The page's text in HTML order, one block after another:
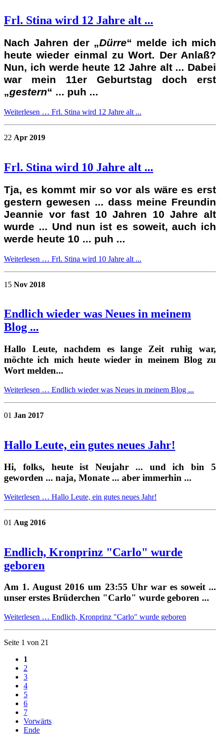
Frl. Stina wird 12 Jahre alt ...
Nach Jahren der „Dürre“ melde ich mich
heute wieder einmal zu Wort. Der Anlaß?
Nun, ich werde heute 12 Jahre alt ... Dabei
war mein 11er Geburtstag doch erst
„gestern“ ... puh ...
Weiterlesen … Frl. Stina wird 12 Jahre alt ...
22 Apr 2019
Frl. Stina wird 10 Jahre alt ...
Tja, es kommt mir so vor als wäre es erst
gestern gewesen ... dass meine Freundin
Jeannie vor fast 10 Jahren 10 Jahre alt
wurde ... Und nun ist es soweit, auch ich
werde heute 10 ... puh ...
Weiterlesen … Frl. Stina wird 10 Jahre alt ...
15 Nov 2018
Endlich wieder was Neues in meinem
Blog ...
Hallo Leute, nachdem es lange Zeit ruhig war,
möchte ich mich heute wieder in meinem Blog zu
Wort melden...
Weiterlesen … Endlich wieder was Neues in meinem Blog ...
01 Jan 2017
Hallo Leute, ein gutes neues Jahr!
Hi, folks, heute ist Neujahr ... und ich bin 5
geworden ... naja, Monate ... aber immerhin ...
Weiterlesen … Hallo Leute, ein gutes neues Jahr!
01 Aug 2016
Endlich, Kronprinz "Carlo" wurde
geboren
Am 1. August 2016 um 23:55 Uhr war es soweit ...
unser erstes Brüderchen "Carlo" wurde geboren ...
Weiterlesen … Endlich, Kronprinz "Carlo" wurde geboren
Seite 1 von 21
1
2
3
4
5
6
7
Vorwärts
Ende